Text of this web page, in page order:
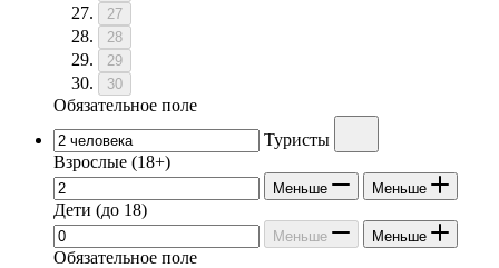
27
28
29
30
Обязательное поле
Туристы
Взрослые (18+)
Меньше Меньше
Дети (до 18)
Меньше Меньше
Обязательное поле